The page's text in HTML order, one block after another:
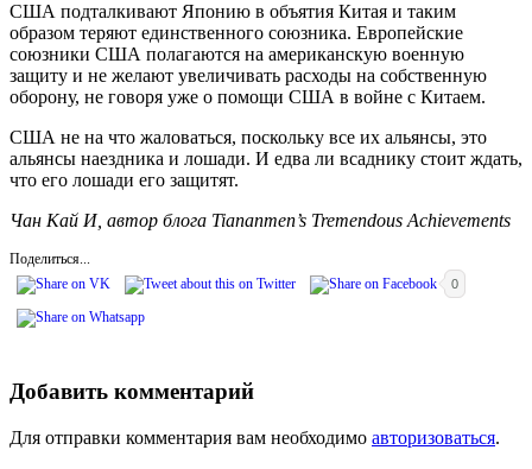
США подталкивают Японию в объятия Китая и таким
образом теряют единственного союзника. Европейские
союзники США полагаются на американскую военную
защиту и не желают увеличивать расходы на собственную
оборону, не говоря уже о помощи США в войне с Китаем.
США не на что жаловаться, поскольку все их альянсы, это
альянсы наездника и лошади. И едва ли всаднику стоит ждать,
что его лошади его защитят.
Чан Кай И, автор блога Tiananmen’s Tremendous Achievements
Поделиться...
0
Добавить комментарий
Для отправки комментария вам необходимо авторизоваться.